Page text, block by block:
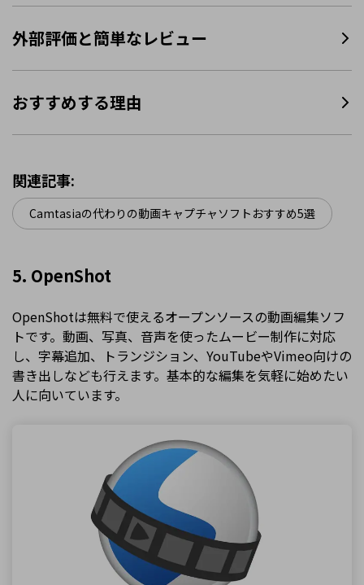
外部評価と簡単なレビュー
おすすめする理由
関連記事:
Camtasiaの代わりの動画キャプチャソフトおすすめ5選
5. OpenShot
OpenShotは無料で使えるオープンソースの動画編集ソフ
トです。動画、写真、音声を使ったムービー制作に対応
し、字幕追加、トランジション、YouTubeやVimeo向けの
書き出しなども行えます。基本的な編集を気軽に始めたい
人に向いています。